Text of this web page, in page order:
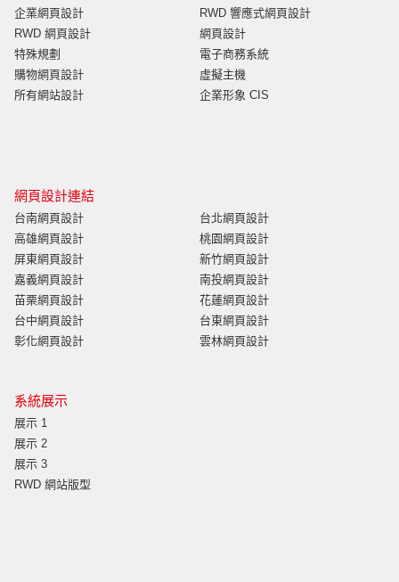
企業網頁設計
RWD 網頁設計
特殊規劃
購物網頁設計
所有網站設計
RWD 響應式網頁設計
網頁設計
電子商務系統
虛擬主機
企業形象 CIS
網頁設計連結
台南網頁設計
高雄網頁設計
屏東網頁設計
嘉義網頁設計
苗栗網頁設計
台中網頁設計
彰化網頁設計
台北網頁設計
桃園網頁設計
新竹網頁設計
南投網頁設計
花蓮網頁設計
台東網頁設計
雲林網頁設計
系統展示
展示 1
展示 2
展示 3
RWD 網站版型